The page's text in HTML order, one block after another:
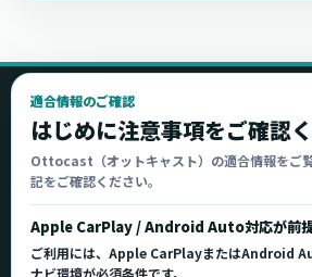
適合情報のご確認
はじめに注意事項をご確認く
Ottocast（オットキャスト）の適合情報をご
記をご確認ください。
Apple CarPlay / Android Auto対応が前
ご利用には、Apple CarPlayまたはAndroid
ナビ環境が必須条件です。
Ottocast
オットキャスト
Ottocast正規販売代理店 Azgate株式会社
Ottocast（オットキャスト）の製品情報、
合、サポート情報を日本国内向けに整理し
ます。